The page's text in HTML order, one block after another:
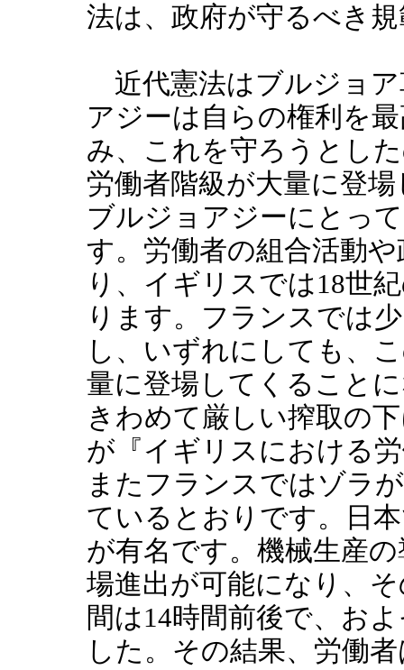
法は、政府が守るべき
近代憲法はブルジョ
アジーは自らの権利を
み、これを守ろうとし
労働者階級が大量に登
ブルジョアジーにとっ
す。労働者の組合活動
り、イギリスでは18世
ります。フランスでは
し、いずれにしても、
量に登場してくること
きわめて厳しい搾取の
が『イギリスにおける
またフランスではゾラ
ているとおりです。日
が有名です。機械生産
場進出が可能になり、
間は14時間前後で、お
した。その結果、労働